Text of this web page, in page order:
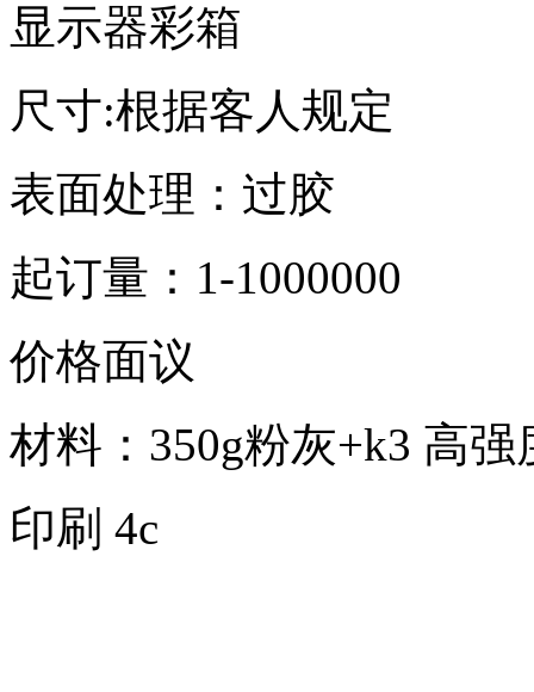
显示器彩箱
尺寸:根据客人规定
表面处理：过胶
起订量：1-1000000
价格面议
材料：350g粉灰+k3 高强
印刷 4c